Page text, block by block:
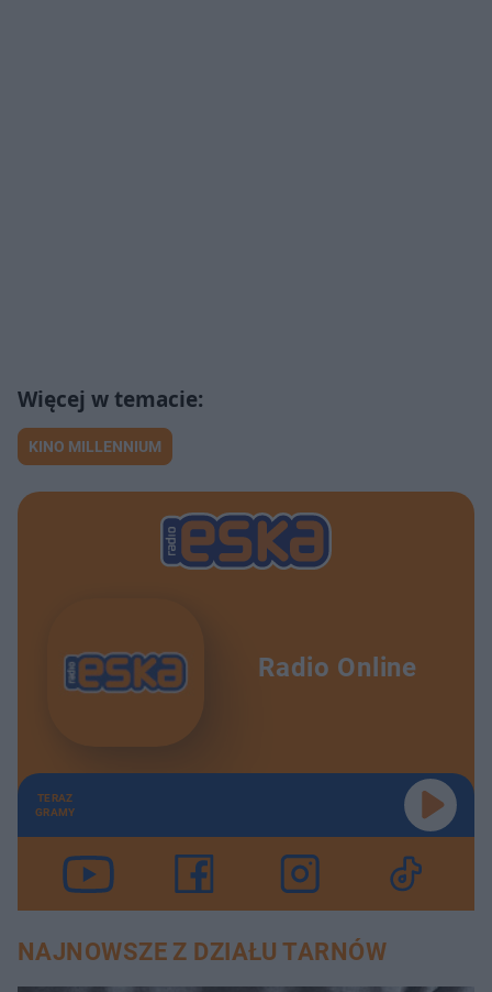
KINO MILLENNIUM
Radio Online
TERAZ
GRAMY
NAJNOWSZE Z DZIAŁU TARNÓW